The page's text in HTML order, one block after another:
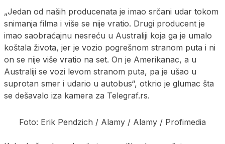
„Jedan od naših producenata je imao srčani udar tokom
snimanja filma i više se nije vratio. Drugi producent je
imao saobraćajnu nesreću u Australiji koja ga je umalo
koštala života, jer je vozio pogrešnom stranom puta i ni
on se nije više vratio na set. On je Amerikanac, a u
Australiji se vozi levom stranom puta, pa je ušao u
suprotan smer i udario u autobus“, otkrio je glumac šta
se dešavalo iza kamera za Telegraf.rs.
Foto: Erik Pendzich / Alamy / Alamy / Profimedia